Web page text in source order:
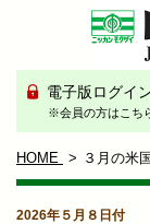
電子版ログイ
※会員の方はこち
HOME ３月の米
2026年５月８日付